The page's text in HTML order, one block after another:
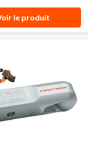
le produit